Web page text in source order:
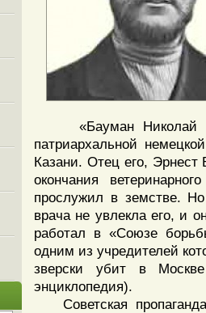
«Бауман Николай
патриархальной
Казани. Отец его,
окончания
прослужил в земстве. Но
врача не увлекла его, и
работал в «Союзе
одним из учредителей
зверски убит в
энциклопедия).
Советская пропаганда